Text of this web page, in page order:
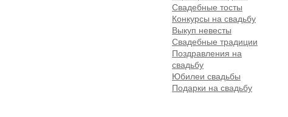
Свадебные тосты
Конкурсы на свадьбу
Выкуп невесты
Свадебные традиции
Поздравления на
свадьбу
Юбилеи свадьбы
Подарки на свадьбу